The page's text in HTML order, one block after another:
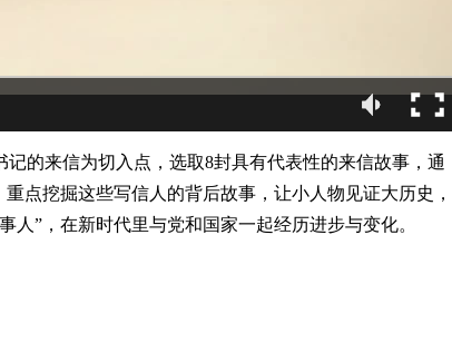
记的来信为切入点，选取8封具有代表性的来信故事，通
点挖掘这些写信人的背后故事，让小人物见证大历史，
人”，在新时代里与党和国家一起经历进步与变化。